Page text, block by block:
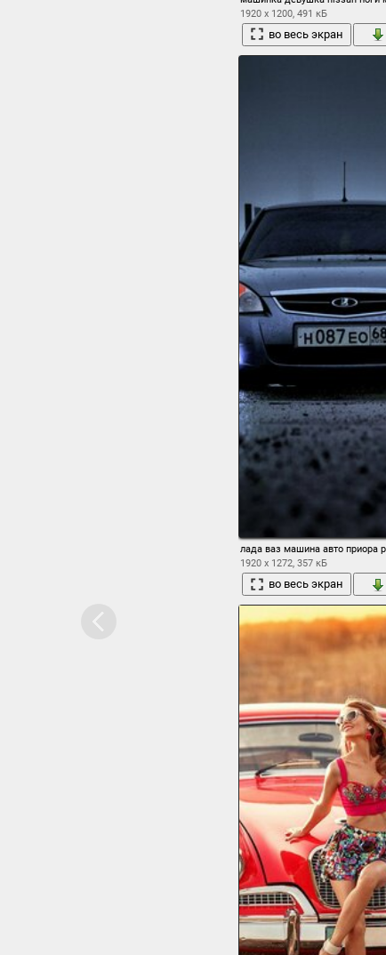
1920 x 1200, 491 кБ
во весь экран
лада ваз машина авто приора
1920 x 1272, 357 кБ
во весь экран